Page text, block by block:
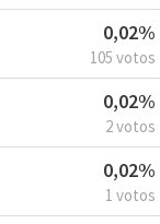
0,02%
105 votos
0,02%
2 votos
0,02%
1 votos